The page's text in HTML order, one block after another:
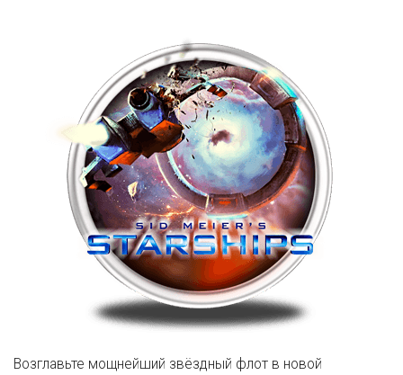
Возглавьте мощнейший звёздный флот в новой